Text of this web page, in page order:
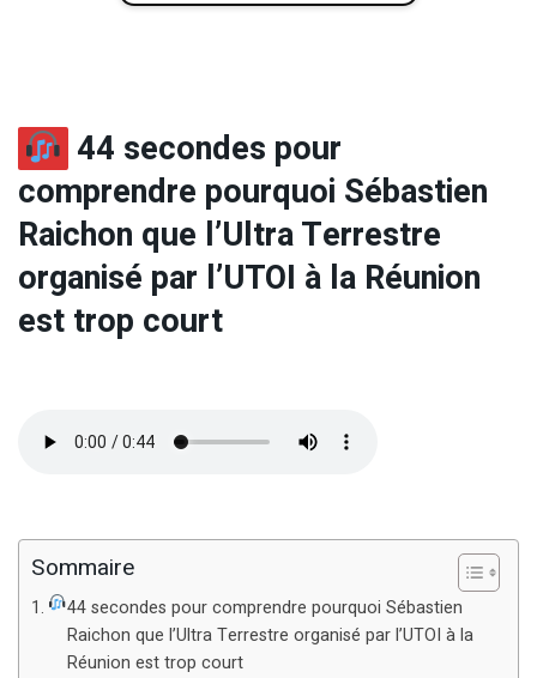
44 secondes pour
comprendre pourquoi Sébastien
Raichon que l’Ultra Terrestre
organisé par l’UTOI à la Réunion
est trop court
Sommaire
44 secondes pour comprendre pourquoi Sébastien
Raichon que l’Ultra Terrestre organisé par l’UTOI à la
Réunion est trop court